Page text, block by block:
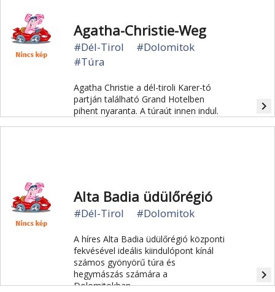
Agatha-Christie-Weg
#Dél-Tirol
#Dolomitok
#Túra
Agatha Christie a dél-tiroli Karer-tó
partján található Grand Hotelben
pihent nyaranta. A túraút innen indul.
navigate_next
Alta Badia üdülőrégió
#Dél-Tirol #Dolomitok
A híres Alta Badia üdülőrégió központi
fekvésével ideális kiindulópont kínál
számos gyönyörű túra és
hegymászás számára a
Dolomitokban.
navigate_next